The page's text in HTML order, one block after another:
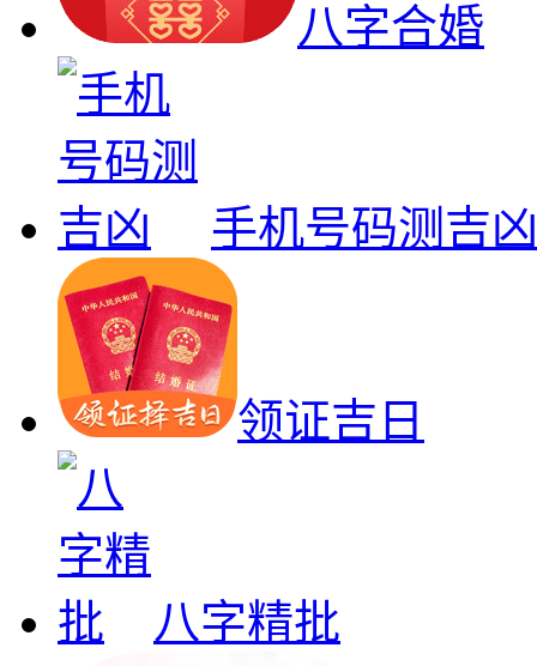
八字合婚
手机号码测吉凶
领证吉日
八字精批